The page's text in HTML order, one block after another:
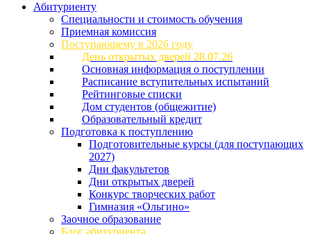
Абитуриенту
Специальности и стоимость обучения
Приемная комиссия
Поступающему в 2026 году
День открытых дверей 28.07.26
Основная информация о поступлении
Расписание вступительных испытаний
Рейтинговые списки
Дом студентов (общежитие)
Образовательный кредит
Подготовка к поступлению
Подготовительные курсы (для поступающих
2027)
Дни факультетов
Дни открытых дверей
Конкурс творческих работ
Гимназия «Ольгино»
Заочное образование
Блог абитуриента